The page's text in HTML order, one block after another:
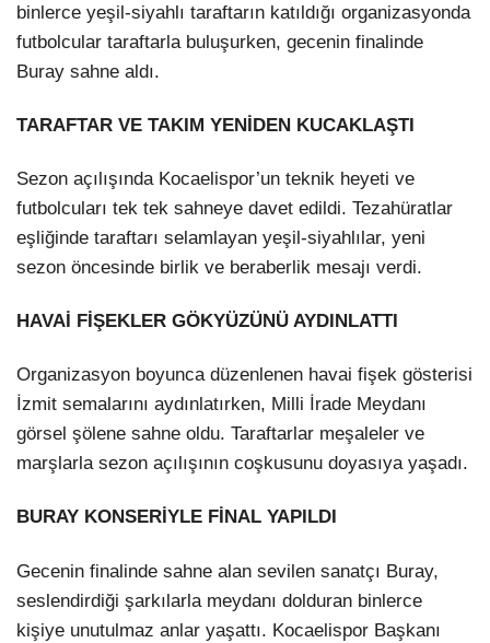
binlerce yeşil-siyahlı taraftarın katıldığı organizasyonda
futbolcular taraftarla buluşurken, gecenin finalinde
Buray sahne aldı.
TARAFTAR VE TAKIM YENİDEN KUCAKLAŞTI
Sezon açılışında Kocaelispor’un teknik heyeti ve
futbolcuları tek tek sahneye davet edildi. Tezahüratlar
eşliğinde taraftarı selamlayan yeşil-siyahlılar, yeni
sezon öncesinde birlik ve beraberlik mesajı verdi.
HAVAİ FİŞEKLER GÖKYÜZÜNÜ AYDINLATTI
Organizasyon boyunca düzenlenen havai fişek gösterisi
İzmit semalarını aydınlatırken, Milli İrade Meydanı
görsel şölene sahne oldu. Taraftarlar meşaleler ve
marşlarla sezon açılışının coşkusunu doyasıya yaşadı.
BURAY KONSERİYLE FİNAL YAPILDI
Gecenin finalinde sahne alan sevilen sanatçı Buray,
seslendirdiği şarkılarla meydanı dolduran binlerce
kişiye unutulmaz anlar yaşattı. Kocaelispor Başkanı